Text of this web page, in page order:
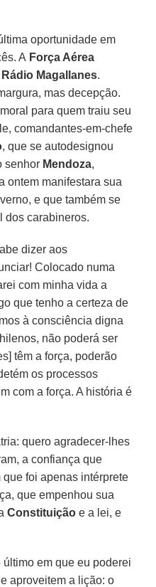
oportunidade em
A Força Aérea
Rádio Magallanes.
mas decepção.
para quem traiu seu
comandantes-em-chefe
, que se autodesignou
senhor Mendoza,
ontem manifestara sua
e que também se
dos carabineros.
dizer aos
Colocado numa
com minha vida a
que tenho a certeza de
à consciência digna
não poderá ser
têm a força, poderão
os processos
com a força. A história é
quero agradecer-lhes
a confiança que
foi apenas intérprete
que empenhou sua
Constituição e a lei, e
em que eu poderei
aproveitem a lição: o